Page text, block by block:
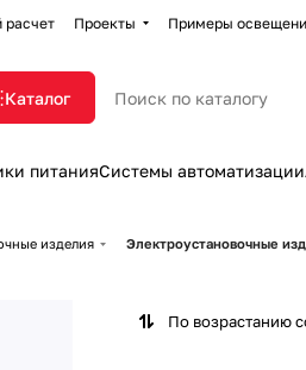
расчет Проекты Примеры
Каталог
питанияСистемы автоматизации
изделия Электроустановочные
По возрастанию